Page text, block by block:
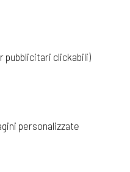
pubblicitari clickabili)
personalizzate